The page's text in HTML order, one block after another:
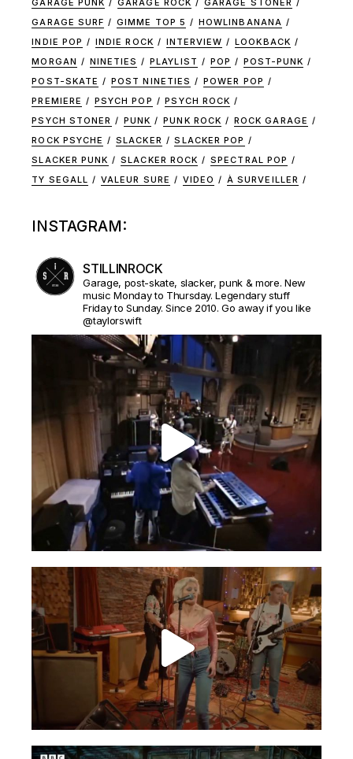
GARAGE SURF
GIMME TOP 5
HOWLINBANANA
INDIE POP
INDIE ROCK INTERVIEW
LOOKBACK
MORGAN
NINETIES PLAYLIST POP
POST-PUNK
POST-SKATE
POST NINETIES
POWER POP
PREMIERE
PSYCH POP
PSYCH ROCK
PSYCH STONER
PUNK PUNK ROCK
ROCK GARAGE
ROCK PSYCHE
SLACKER
SLACKER POP
SLACKER PUNK
SLACKER ROCK
SPECTRAL POP
TY SEGALL
VALEUR SURE VIDEO À SURVEILLER
INSTAGRAM:
STILLINROCK
Garage, post-skate, slacker, punk & more. New
music Monday to Thursday. Legendary stuff
Friday to Sunday. Since 2010. Go away if you like
@taylorswift